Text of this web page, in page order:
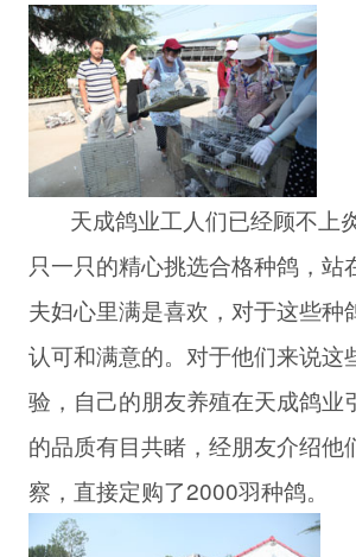
天成鸽业工人们已经顾不上
只一只的精心挑选合格种鸽，站
夫妇心里满是喜欢，对于这些种
认可和满意的。对于他们来说这
验，自己的朋友养殖在天成鸽业
的品质有目共睹，经朋友介绍他
察，直接定购了2000羽种鸽。